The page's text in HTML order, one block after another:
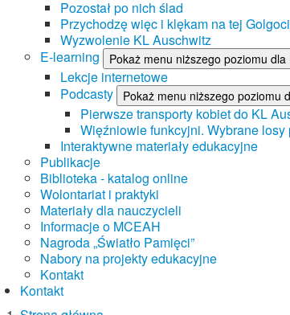
Pozostał po nich ślad
Przychodzę więc i klękam na tej
Wyzwolenie KL Auschwitz
E-learning
Pokaż menu niższego poziomu dla
Lekcje internetowe
Podcasty
Pokaż menu niższego poziomu
Pierwsze transporty kobiet do KL
Więźniowie funkcyjni. Wybrane
Interaktywne materiały edukacyjne
Publikacje
Biblioteka - katalog online
Wolontariat i praktyki
Materiały dla nauczycieli
Informacje o MCEAH
Nagroda „Światło Pamięci”
Nabory na projekty edukacyjne
Kontakt
Kontakt